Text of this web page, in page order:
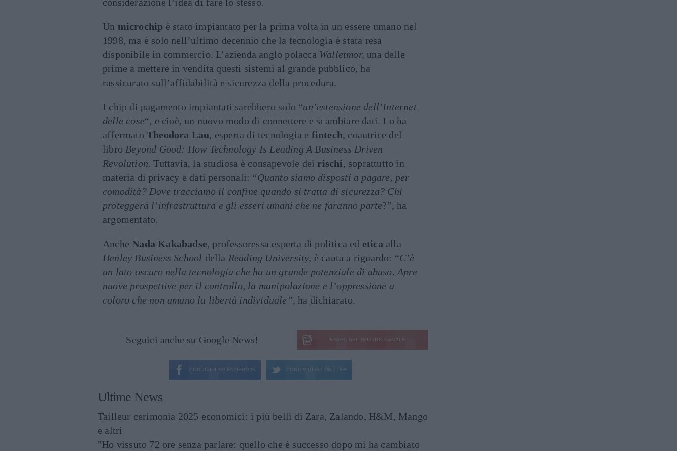
Un microchip è stato impiantato per la prima volta in un essere umano nel
1998, ma è solo nell’ultimo decennio che la tecnologia è stata resa
disponibile in commercio. L’azienda anglo polacca Walletmor, una delle
prime a mettere in vendita questi sistemi al grande pubblico, ha
rassicurato sull’affidabilità e sicurezza della procedura.
I chip di pagamento impiantati sarebbero solo “un’estensione dell’Internet
delle cose“, e cioè, un nuovo modo di connettere e scambiare dati. Lo ha
affermato Theodora Lau, esperta di tecnologia e fintech, coautrice del
libro Beyond Good: How Technology Is Leading A Business Driven
Revolution.Tuttavia, la studiosa è consapevole dei rischi, soprattutto in
materia di privacy e dati personali: “Quanto siamo disposti a pagare, per
comodità? Dove tracciamo il confine quando si tratta di sicurezza? Chi
proteggerà l’infrastruttura e gli esseri umani che ne faranno parte?”, ha
argomentato.
AncheNada Kakabadse, professoressa esperta di politica ed etica alla
Henley Business School della Reading University, è cauta a riguardo: “C’è
un lato oscuro nella tecnologia che ha un grande potenziale di abuso. Apre
nuove prospettive per il controllo, la manipolazione e l’oppressione a
coloro che non amano la libertà individuale”, ha dichiarato.
Seguici anche su Google News! ENTRA NEL NOSTRO CANALE
CONDIVIDI SU FACEBOOK CONDIVIDI SU TWITTER
Ultime News
Tailleur cerimonia 2025 economici: i più belli di Zara, Zalando, H&M, Mango
e altri
"Ho vissuto 72 ore senza parlare: quello che è successo dopo mi ha cambiato